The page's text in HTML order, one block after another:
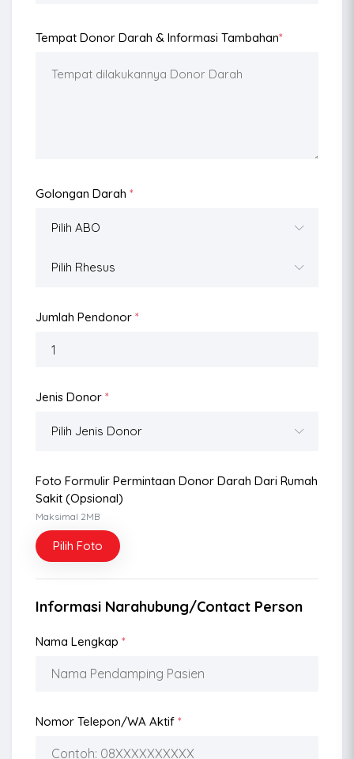
Tempat Donor Darah & Informasi Tambahan*
Golongan Darah *
Jumlah Pendonor *
Jenis Donor *
Foto Formulir Permintaan Donor Darah Dari Rumah
Sakit (opsional)
Maksimal 2MB
Pilih Foto
Informasi Narahubung/Contact Person
Nama Lengkap *
Nomor Telepon/WA Aktif *